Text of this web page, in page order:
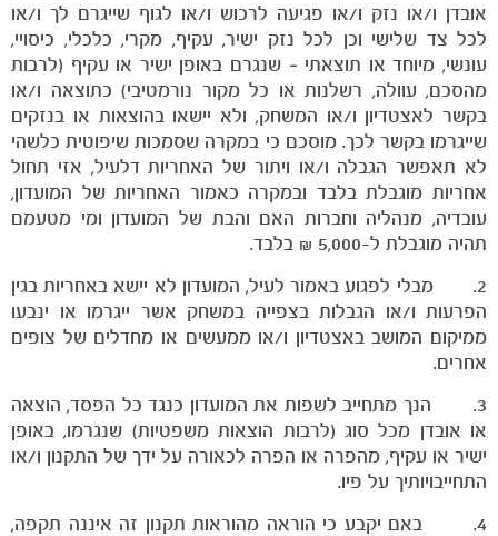
אובדן ו/או נזק ו/או פגיעה לרכוש ו/או לגוף שייגרם לך ו/או
לכל צד שלישי וכן לכל נזק ישיר, עקיף, מקרי, כלכלי, כיסויי,
עונשי, מיוחד או תוצאתי – שנגרם באופן ישיר או עקיף (לרבות
מהסכם, עוולה, רשלנות או כל מקור נורמטיבי) כתוצאה ו/או
בקשר לאצטדיון ו/או המשחק, ולא יישאו בהוצאות או בנזקים
שייגרמו בקשר לכך. מוסכם כי במקרה שסמכות שיפוטית כלשהי
לא תאפשר הגבלה ו/או ויתור של האחריות דלעיל, אזי תחול
אחריות מוגבלת בלבד ובמקרה כאמור האחריות של המועדון,
עובדיה, מנהליה וחברות האם והבת של המועדון ומי מטעמם
תהיה מוגבלת ל-5,000 ₪ בלבד.
2. מבלי לפגוע באמור לעיל, המועדון לא יישא באחריות בגין
הפרעות ו/או הגבלות בצפייה במשחק אשר ייגרמו או ינבעו
ממיקום המושב באצטדיון ו/או ממעשים או מחדלים של צופים
אחרים.
3. הנך מתחייב לשפות את המועדון כנגד כל הפסד, הוצאה
או אובדן מכל סוג (לרבות הוצאות משפטיות) שנגרמו, באופן
ישיר או עקיף, מהפרה או הפרה לכאורה על ידך של התקנון ו/או
התחייבויותיך על פיו.
4. באם יקבע כי הוראה מהוראות תקנון זה איננה תקפה,